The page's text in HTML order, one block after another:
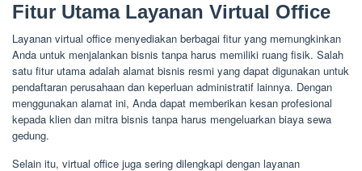
Fitur Utama Layanan Virtual Office
Layanan virtual office menyediakan berbagai fitur yang memungkinkan
Anda untuk menjalankan bisnis tanpa harus memiliki ruang fisik. Salah
satu fitur utama adalah alamat bisnis resmi yang dapat digunakan untuk
pendaftaran perusahaan dan keperluan administratif lainnya. Dengan
menggunakan alamat ini, Anda dapat memberikan kesan profesional
kepada klien dan mitra bisnis tanpa harus mengeluarkan biaya sewa
gedung.
Selain itu, virtual office juga sering dilengkapi dengan layanan